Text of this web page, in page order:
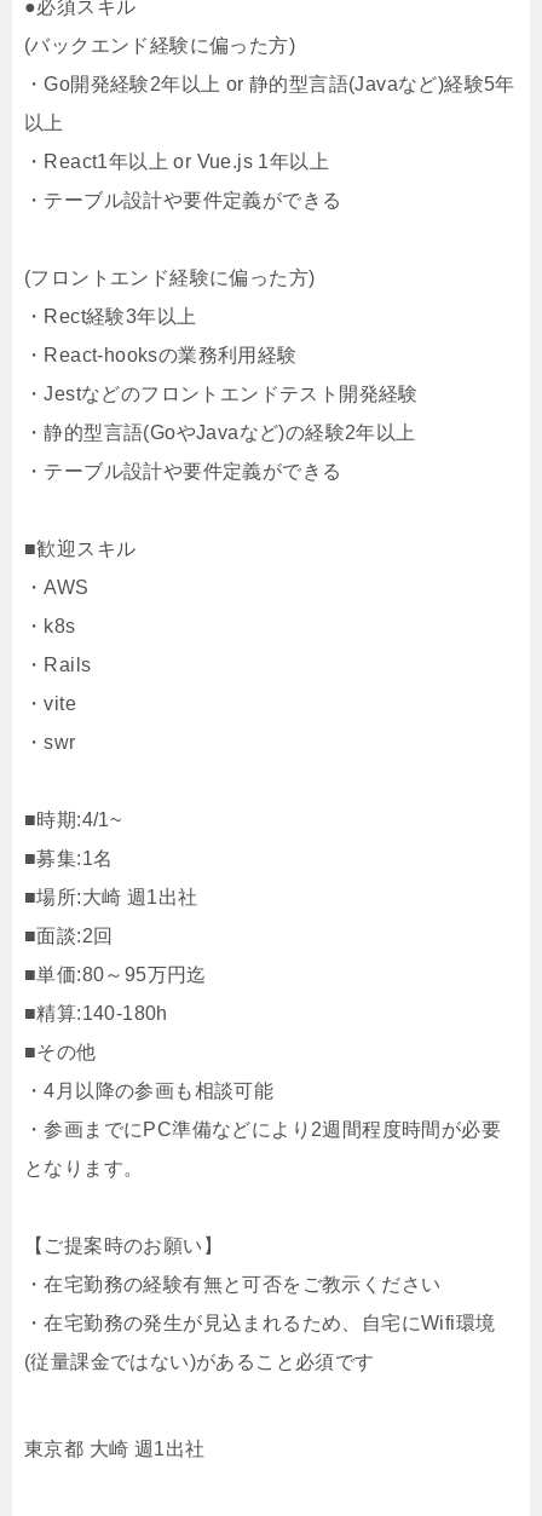
●必須スキル
(バックエンド経験に偏った方)
・Go開発経験2年以上 or 静的型言語(Javaなど)経験5年
以上
・React1年以上 or Vue.js 1年以上
・テーブル設計や要件定義ができる
(フロントエンド経験に偏った方)
・Rect経験3年以上
・React-hooksの業務利用経験
・Jestなどのフロントエンドテスト開発経験
・静的型言語(GoやJavaなど)の経験2年以上
・テーブル設計や要件定義ができる
■歓迎スキル
・AWS
・k8s
・Rails
・vite
・swr
■時期:4/1~
■募集:1名
■場所:大崎 週1出社
■面談:2回
■単価:80～95万円迄
■精算:140-180h
■その他
・4月以降の参画も相談可能
・参画までにPC準備などにより2週間程度時間が必要
となります。
【ご提案時のお願い】
・在宅勤務の経験有無と可否をご教示ください
・在宅勤務の発生が見込まれるため、自宅にWifi環境
(従量課金ではない)があること必須です
東京都 大崎 週1出社